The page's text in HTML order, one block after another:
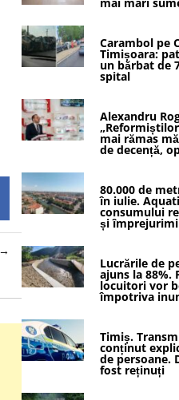
Carambol pe
Timișoara:
un bărbat de
spital
Alexandru
mai rămas
de decență,
80.000 de
în iulie.
consumului
și împrejurimi
Lucrările de
ajuns la 88%.
locuitori vor
împotriva
Timiș.
conținut
de persoane.
fost reținuți